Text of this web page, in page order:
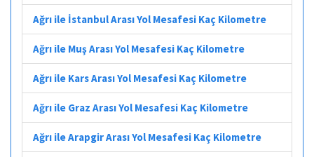
Ağrı ile İstanbul Arası Yol Mesafesi Kaç Kilometre
Ağrı ile Muş Arası Yol Mesafesi Kaç Kilometre
Ağrı ile Kars Arası Yol Mesafesi Kaç Kilometre
Ağrı ile Graz Arası Yol Mesafesi Kaç Kilometre
Ağrı ile Arapgir Arası Yol Mesafesi Kaç Kilometre